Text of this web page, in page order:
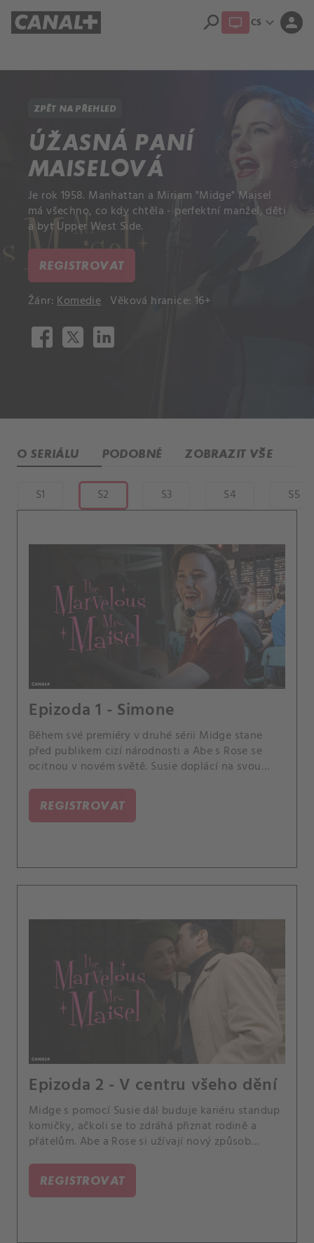
search CS expand_more person
ZPĚT NA PŘEHLED
ÚŽASNÁ PANÍ
MAISELOVÁ
Je rok 1958. Manhattan a Miriam "Midge" Maisel
má všechno, co kdy chtěla - perfektní manžel, děti
a byt Upper West Side.
REGISTROVAT
Žánr:Komedie Věková hranice: 16+
O SERIÁLU PODOBNÉ ZOBRAZIT VŠE
S1 S2 S3 S4 S5
Epizoda 1 - Simone
Během své premiéry v druhé sérii Midge stane
před publikem cizí národnosti a Abe s Rose se
ocitnou v novém světě. Susie doplácí na svou
poté, co opustil svou práci.
REGISTROVAT
Epizoda 2 - V centru všeho dění
Midge s pomocí Susie dál buduje kariéru standup
komičky, ačkoli se to zdráhá přiznat rodině a
přátelům. Abe a Rose si užívají nový způsob
REGISTROVAT